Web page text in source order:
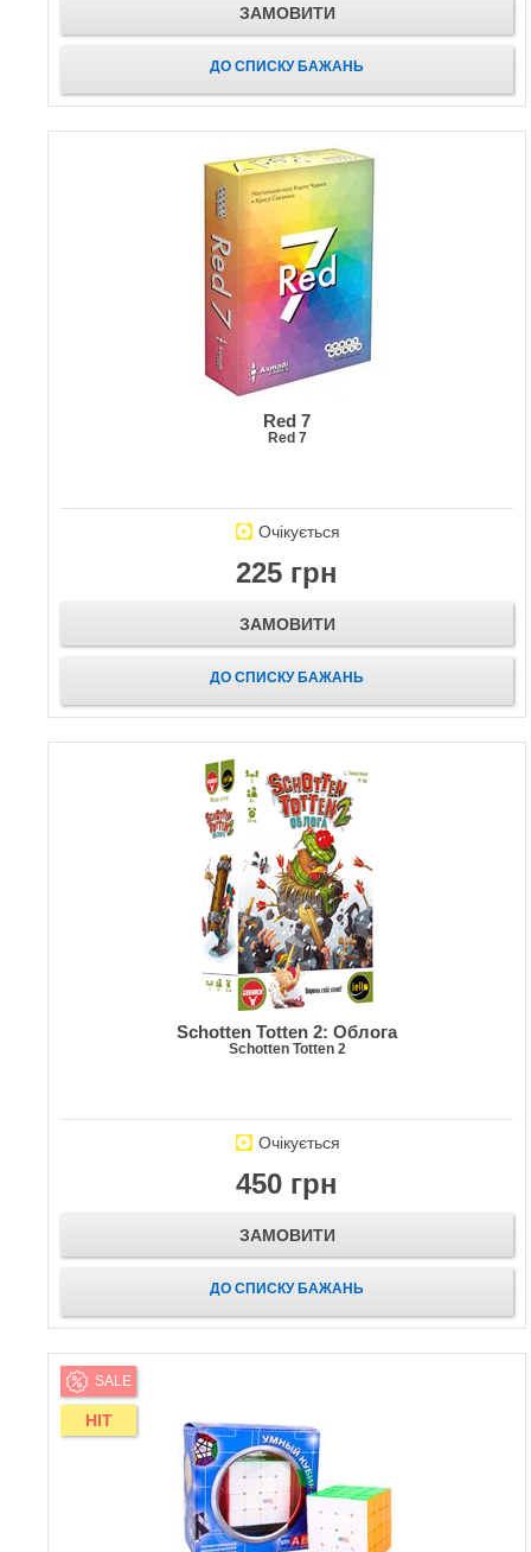
ЗАМОВИТИ
ДО СПИСКУ БАЖАНЬ
Red 7
Red 7
Очікується
225 грн
ЗАМОВИТИ
ДО СПИСКУ БАЖАНЬ
Schotten Totten 2: Облога
Schotten Totten 2
Очікується
450 грн
ЗАМОВИТИ
ДО СПИСКУ БАЖАНЬ
SALE
HIT